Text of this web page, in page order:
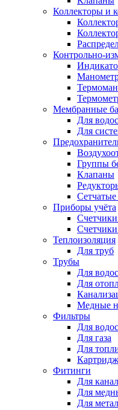
Коллекторы и
Контрольно-
Мембранные
Для
Для
Группы
Клапаны
Приборы учёта
Счетчики
Теплоизоляция
Для труб
Трубы
Для
Для
Медные
Фильтры
Для
Для газа
Для
Фитинги
Для
Для
Для